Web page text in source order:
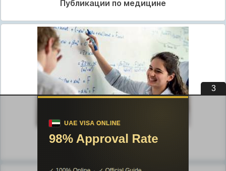
Публикации по медицине
Публикации по педагогике
2